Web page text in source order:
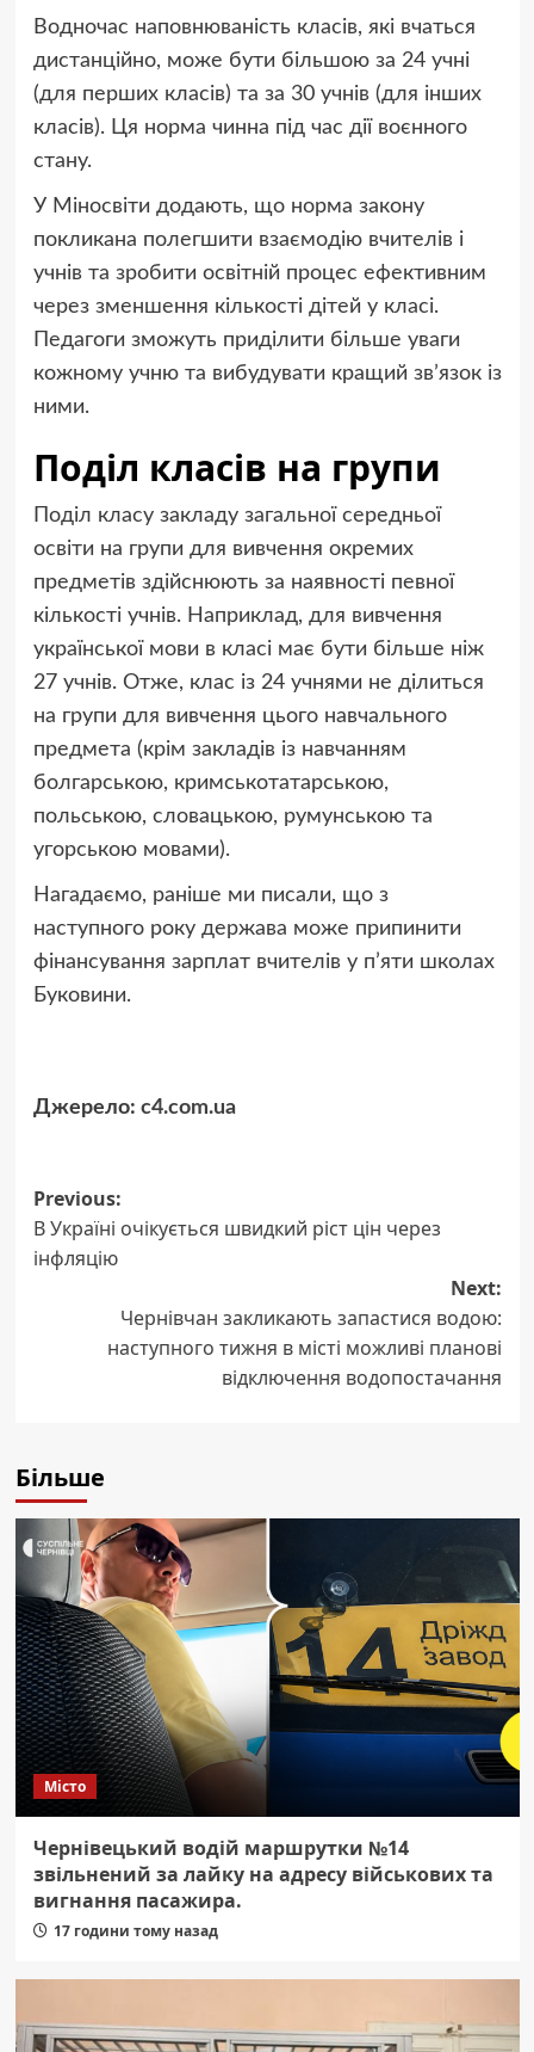
Водночас наповнюваність класів, які вчаться
дистанційно, може бути більшою за 24 учні
(для перших класів) та за 30 учнів (для інших
класів). Ця норма чинна під час дії воєнного
стану.
У Міносвіти додають, що норма закону
покликана полегшити взаємодію вчителів і
учнів та зробити освітній процес ефективним
через зменшення кількості дітей у класі.
Педагоги зможуть приділити більше уваги
кожному учню та вибудувати кращий звʼязок із
ними.
Поділ класів на групи
Поділ класу закладу загальної середньої
освіти на групи для вивчення окремих
предметів здійснюють за наявності певної
кількості учнів. Наприклад, для вивчення
української мови в класі має бути більше ніж
27 учнів. Отже, клас із 24 учнями не ділиться
на групи для вивчення цього навчального
предмета (крім закладів із навчанням
болгарською, кримськотатарською,
польською, словацькою, румунською та
угорською мовами).
Нагадаємо, раніше ми писали, що з
наступного року держава може припинити
фінансування зарплат вчителів у п’яти школах
Буковини.
Джерело: c4.com.ua
Post
navigation
Previous:
В Україні очікується швидкий ріст цін через
інфляцію
Next:
Чернівчан закликають запастися водою:
наступного тижня в місті можливі планові
відключення водопостачання
Більше
Місто
Чернівецький водій маршрутки №14
звільнений за лайку на адресу військових та
вигнання пасажира.
17 години тому назад